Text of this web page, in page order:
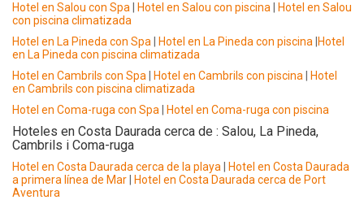
Hotel en Salou con Spa
Hotel en Salou con piscina
Hotel en Salou
con piscina climatizada
Hotel en La Pineda con Spa
Hotel en La Pineda con piscina Hotel
en La Pineda con piscina climatizada
Hotel en Cambrils con Spa
Hotel en Cambrils con piscina
Hotel
en Cambrils con piscina climatizada
Hotel en Coma-ruga con Spa
Hotel en Coma-ruga con piscina
Hoteles en Costa Daurada cerca de : Salou, La Pineda,
Cambrils i Coma-ruga
Hotel en Costa Daurada cerca de la playa
Hotel en Costa Daurada
a primera línea de Mar
Hotel en Costa Daurada cerca de Port
Aventura